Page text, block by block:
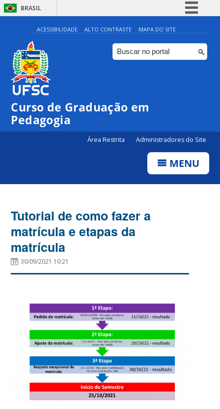
BRASIL
Simplifique!
Comunica BR
Participe
Canais
ACESSIBILIDADE ALTO CONTRASTE MAPA DO SITE
Curso de Graduação em
Pedagogia
Área Restrita Administradores do Site
MENU
Tutorial de como fazer a
matrícula e etapas da
matrícula
30/09/2021 10:21